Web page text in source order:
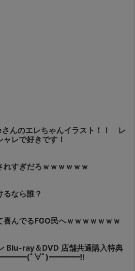
さんのエレちゃんイラスト！！ レ
レで好きです！
れすぎだろｗｗｗｗｗｗ
るなら誰？
喜んでるFGO民へｗｗｗｗｗｗｗ
Blu-ray＆DVD 店舗共通購入特典
ﾀ━━━━(ﾟ∀ﾟ)━━━━!!